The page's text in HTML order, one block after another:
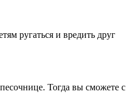
ругаться и вредить друг
Тогда вы сможете с